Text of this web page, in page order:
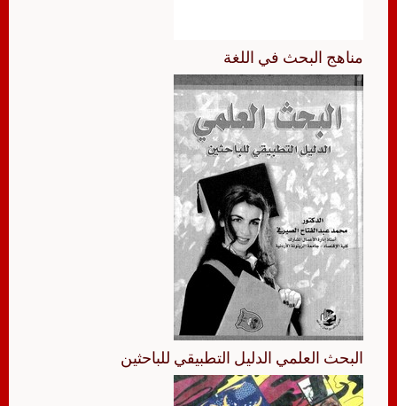
مناهج البحث في اللغة
البحث العلمي الدليل التطبيقي للباحثين